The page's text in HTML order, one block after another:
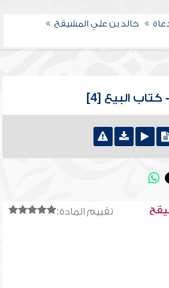
خالد بن علي المشيقح
البيع [4]
تقييم المادة: